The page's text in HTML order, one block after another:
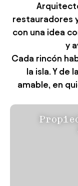
restauradores
con una idea
y
Cada rincón
la isla. Y de
amable, en